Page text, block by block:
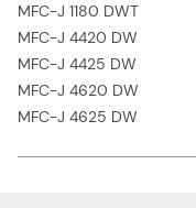
MFC-J 1180 DWT
MFC-J 4420 DW
MFC-J 4425 DW
MFC-J 4620 DW
MFC-J 4625 DW